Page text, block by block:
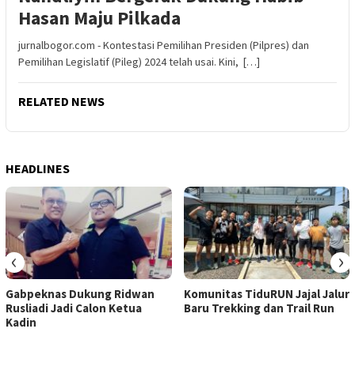
Hasan Maju Pilkada
jurnalbogor.com - Kontestasi Pemilihan Presiden (Pilpres) dan
Pemilihan Legislatif (Pileg) 2024 telah usai. Kini, […]
RELATED NEWS
HEADLINES
Gabpeknas Dukung Ridwan
Rusliadi Jadi Calon Ketua
Kadin
Komunitas TiduRUN Jajal Jalur
Baru Trekking dan Trail Run
‹ ›